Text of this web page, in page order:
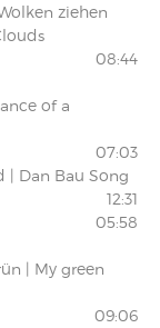
ziehen
08:44
of a
07:03
| Dan Bau Song
12:31
05:58
| My green
09:06